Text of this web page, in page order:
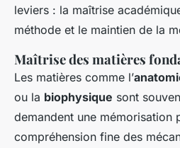
leviers : la maîtrise
méthode et le maintien de la
Maîtrise des matières
Les matières comme l’
ou la biophysique sont
demandent une mémorisation
compréhension fine des